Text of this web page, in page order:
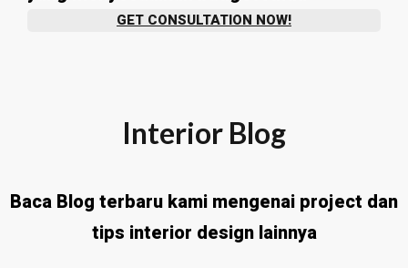
GET CONSULTATION NOW!
Interior Blog
Baca Blog terbaru kami mengenai project dan
tips interior design lainnya